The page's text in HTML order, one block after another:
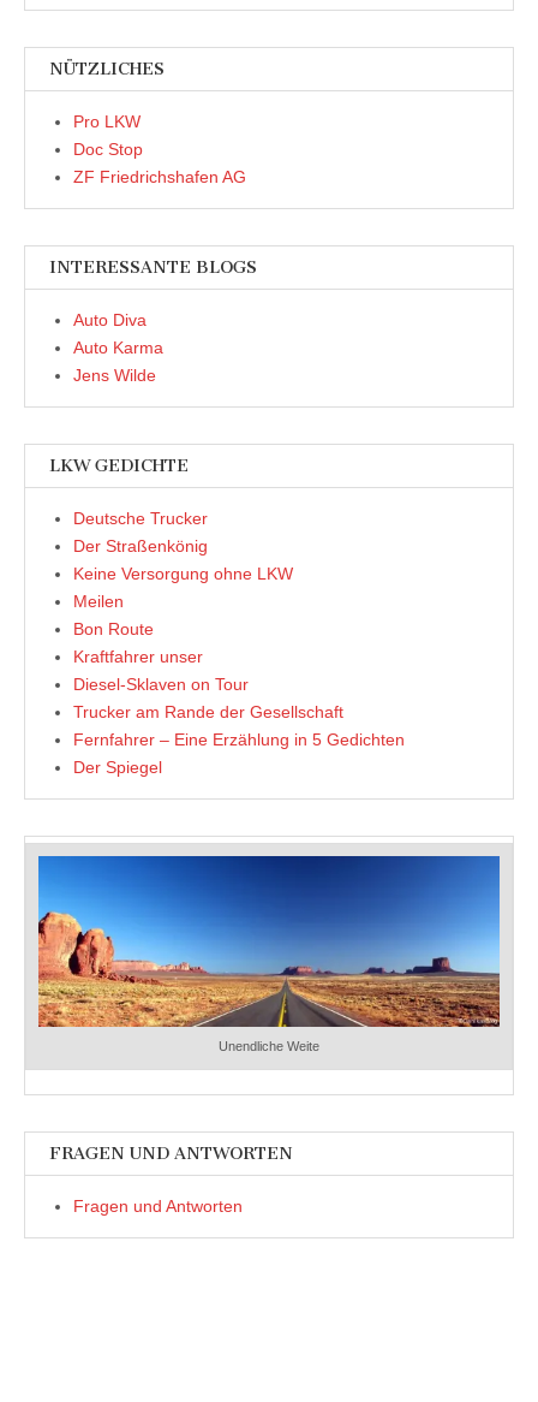
NÜTZLICHES
Pro LKW
Doc Stop
ZF Friedrichshafen AG
INTERESSANTE BLOGS
Auto Diva
Auto Karma
Jens Wilde
LKW GEDICHTE
Deutsche Trucker
Der Straßenkönig
Keine Versorgung ohne LKW
Meilen
Bon Route
Kraftfahrer unser
Diesel-Sklaven on Tour
Trucker am Rande der Gesellschaft
Fernfahrer – Eine Erzählung in 5 Gedichten
Der Spiegel
Unendliche Weite
FRAGEN UND ANTWORTEN
Fragen und Antworten